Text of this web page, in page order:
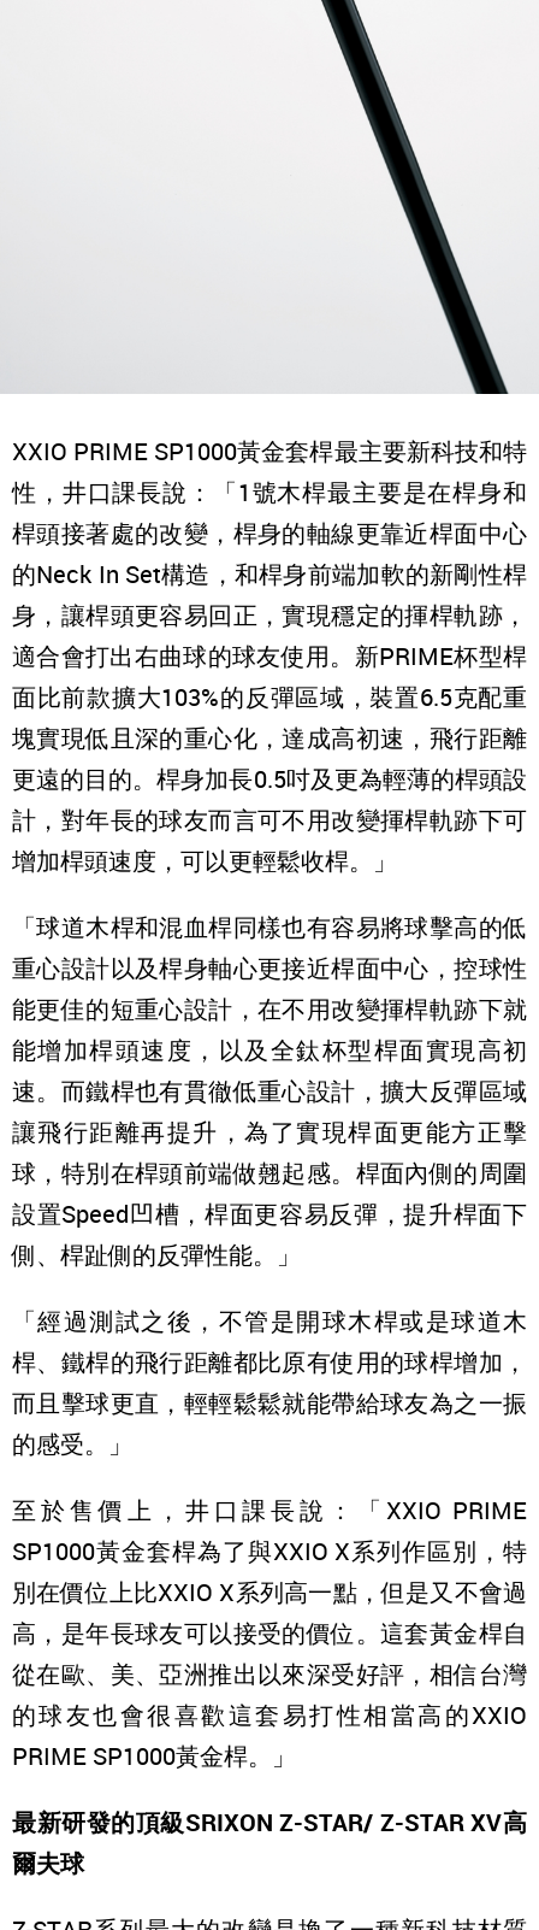
XXIO PRIME SP1000黃金套桿最主要新科技和特
性，井口課長說：「1號木桿最主要是在桿身和
桿頭接著處的改變，桿身的軸線更靠近桿面中心
的Neck In Set構造，和桿身前端加軟的新剛性桿
身，讓桿頭更容易回正，實現穩定的揮桿軌跡，
適合會打出右曲球的球友使用。新PRIME杯型桿
面比前款擴大103%的反彈區域，裝置6.5克配重
塊實現低且深的重心化，達成高初速，飛行距離
更遠的目的。桿身加長0.5吋及更為輕薄的桿頭設
計，對年長的球友而言可不用改變揮桿軌跡下可
增加桿頭速度，可以更輕鬆收桿。」
「球道木桿和混血桿同樣也有容易將球擊高的低
重心設計以及桿身軸心更接近桿面中心，控球性
能更佳的短重心設計，在不用改變揮桿軌跡下就
能增加桿頭速度，以及全鈦杯型桿面實現高初
速。而鐵桿也有貫徹低重心設計，擴大反彈區域
讓飛行距離再提升，為了實現桿面更能方正擊
球，特別在桿頭前端做翹起感。桿面內側的周圍
設置Speed凹槽，桿面更容易反彈，提升桿面下
側、桿趾側的反彈性能。」
「經過測試之後，不管是開球木桿或是球道木
桿、鐵桿的飛行距離都比原有使用的球桿增加，
而且擊球更直，輕輕鬆鬆就能帶給球友為之一振
的感受。」
至於售價上，井口課長說：「XXIO PRIME
SP1000黃金套桿為了與XXIO X系列作區別，特
別在價位上比XXIO X系列高一點，但是又不會過
高，是年長球友可以接受的價位。這套黃金桿自
從在歐、美、亞洲推出以來深受好評，相信台灣
的球友也會很喜歡這套易打性相當高的XXIO
PRIME SP1000黃金桿。」
最新研發的頂級SRIXON Z-STAR/ Z-STAR XV高
爾夫球